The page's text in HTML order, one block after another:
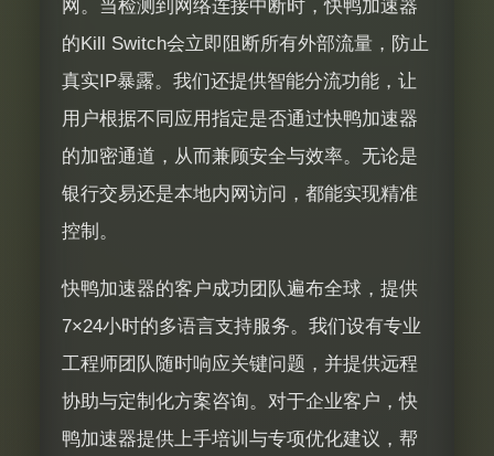
网。当检测到网络连接中断时，快鸭加速器
的Kill Switch会立即阻断所有外部流量，防止
真实IP暴露。我们还提供智能分流功能，让
用户根据不同应用指定是否通过快鸭加速器
的加密通道，从而兼顾安全与效率。无论是
银行交易还是本地内网访问，都能实现精准
控制。
快鸭加速器的客户成功团队遍布全球，提供
7×24小时的多语言支持服务。我们设有专业
工程师团队随时响应关键问题，并提供远程
协助与定制化方案咨询。对于企业客户，快
鸭加速器提供上手培训与专项优化建议，帮